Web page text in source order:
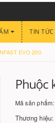
TIN TỨC
EVO 200
Phuộc
Mã sản phẩm:
Thương hiệu: